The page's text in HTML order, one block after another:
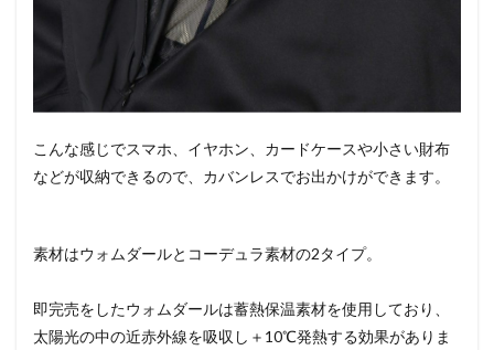
こんな感じでスマホ、イヤホン、カードケースや小さい財布
などが収納できるので、カバンレスでお出かけができます。
素材はウォムダールとコーデュラ素材の2タイプ。
即完売をしたウォムダールは蓄熱保温素材を使用しており、
太陽光の中の近赤外線を吸収し＋10℃発熱する効果がありま